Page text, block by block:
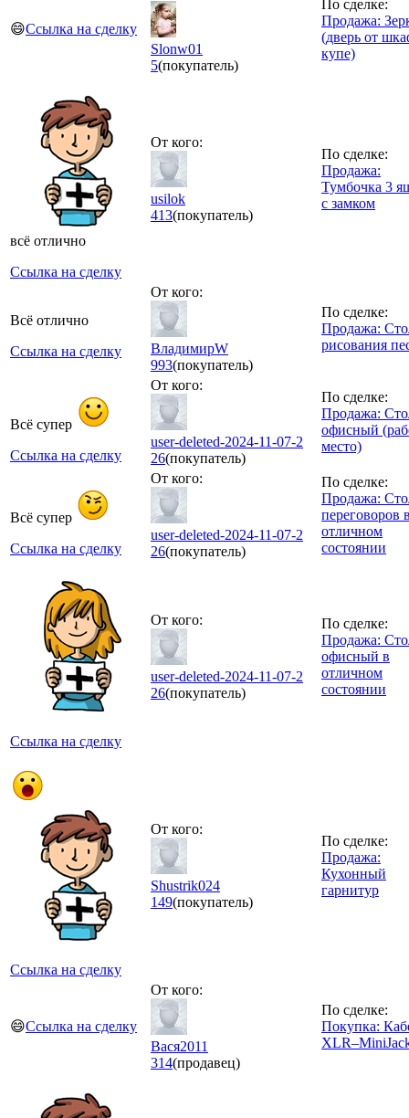
😄Ссылка на сделку
Slonw01
5(покупатель)
По сделке:
Продажа:
(дверь от
купе)
всё отлично
Ссылка на сделку
От кого:
usilok
413(покупатель)
По сделке:
Продажа:
Тумбочка 3
с замком
Всё отлично
Ссылка на сделку
От кого:
ВладимирW
993(покупатель)
По сделке:
Продажа:
рисования
Всё супер
Ссылка на сделку
От кого:
user-deleted-2024-11-07-2
26(покупатель)
По сделке:
Продажа:
офисный
место)
Всё супер
Ссылка на сделку
От кого:
user-deleted-2024-11-07-2
26(покупатель)
По сделке:
Продажа:
переговоров
отличном
состоянии
Ссылка на сделку
От кого:
user-deleted-2024-11-07-2
26(покупатель)
По сделке:
Продажа:
офисный в
отличном
состоянии
Ссылка на сделку
От кого:
Shustrik024
149(покупатель)
По сделке:
Продажа:
Кухонный
гарнитур
😄Ссылка на сделку
От кого:
Вася2011
314(продавец)
По сделке:
Покупка: